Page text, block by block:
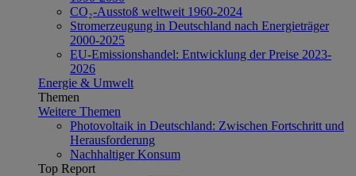
CO₂-Ausstoß weltweit 1960-2024
Stromerzeugung in Deutschland nach Energieträger
2000-2025
EU-Emissionshandel: Entwicklung der Preise 2023-
2026
Energie & Umwelt
Themen
Weitere Themen
Photovoltaik in Deutschland: Zwischen Fortschritt und
Herausforderung
Nachhaltiger Konsum
Top Report